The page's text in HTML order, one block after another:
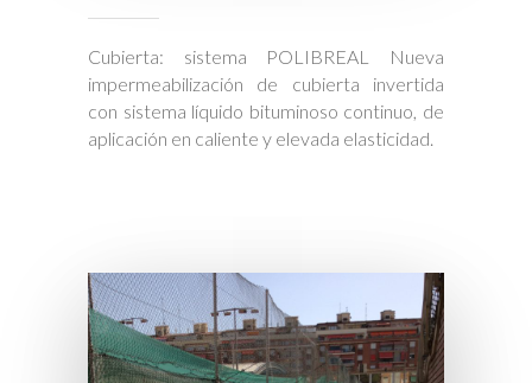
Cubierta: sistema POLIBREAL Nueva
impermeabilización de cubierta invertida
con sistema líquido bituminoso continuo, de
aplicación en caliente y elevada elasticidad.